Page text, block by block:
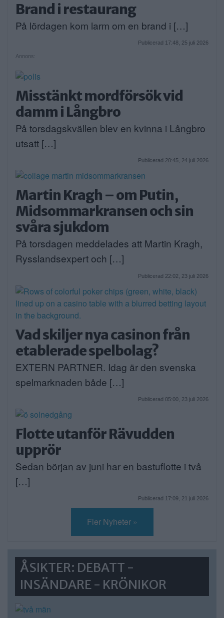
Brand i restaurang
På lördagen kom larm om en brand i […]
Publicerad 17:48, 25 juli 2026
Annons:
Misstänkt mordförsök vid
damm i Långbro
På torsdagskvällen blev en kvinna i Långbro
utsatt […]
Publicerad 20:45, 24 juli 2026
Martin Kragh – om Putin,
Midsommarkransen och sin
svåra sjukdom
På torsdagen meddelades att Martin Kragh,
Rysslandsexpert och […]
Publicerad 22:02, 23 juli 2026
Vad skiljer nya casinon från
etablerade spelbolag?
EXTERN PARTNER. Idag är den svenska
spelmarknaden både […]
Publicerad 05:00, 23 juli 2026
Flotte utanför Rävudden
upprör
Sedan början av juni har en bastuflotte i två
[…]
Publicerad 17:09, 21 juli 2026
Fler Nyheter »
ÅSIKTER: DEBATT -
INSÄNDARE - KRÖNIKOR